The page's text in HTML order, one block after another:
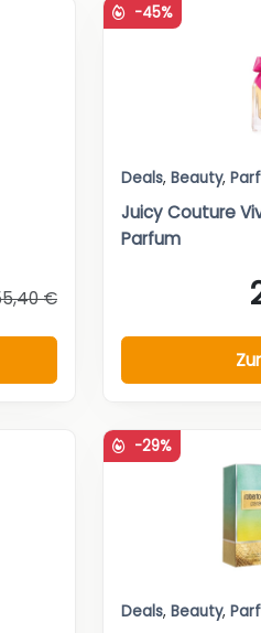
€
-45%
Deals, Beauty,
Juicy Couture
Parfum
-29%
Deals, Beauty,